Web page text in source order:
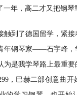
年，高二才又把钢琴
触到了德国留学，紧
年钢琴家——石宇峰，
为是我学琴路上最重
，巴赫二部创意曲